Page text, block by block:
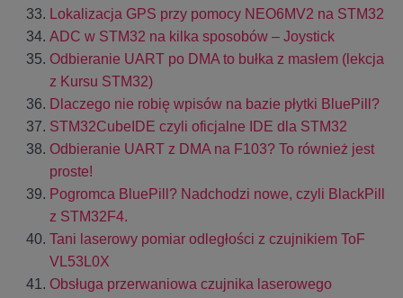
Lokalizacja GPS przy pomocy NEO6MV2 na STM32
ADC w STM32 na kilka sposobów – Joystick
Odbieranie UART po DMA to bułka z masłem (lekcja
z Kursu STM32)
Dlaczego nie robię wpisów na bazie płytki BluePill?
STM32CubeIDE czyli oficjalne IDE dla STM32
Odbieranie UART z DMA na F103? To również jest
proste!
Pogromca BluePill? Nadchodzi nowe, czyli BlackPill
z STM32F4.
Tani laserowy pomiar odległości z czujnikiem ToF
VL53L0X
Obsługa przerwaniowa czujnika laserowego